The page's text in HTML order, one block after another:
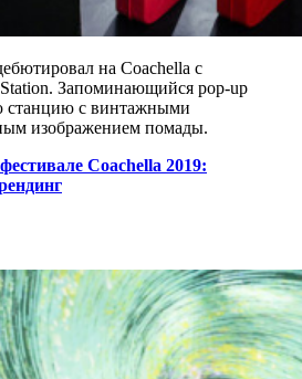
на Coachella с
Запоминающийся pop-up
станцию ​​с винтажными
изображением помады.
Coachella 2019: